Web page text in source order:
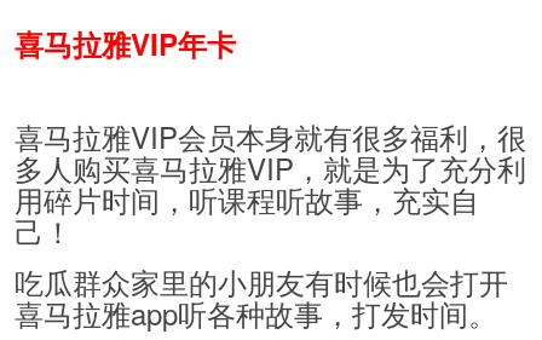
喜马拉雅VIP年卡
喜马拉雅VIP会员本身就有很多福利，很
多人购买喜马拉雅VIP，就是为了充分利
用碎片时间，听课程听故事，充实自
己！
吃瓜群众家里的小朋友有时候也会打开
喜马拉雅app听各种故事，打发时间。